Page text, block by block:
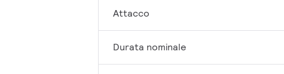
Attacco
Durata nominale